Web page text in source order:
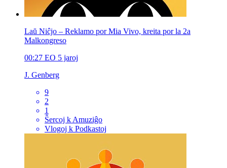
Laŭ Niĉjo – Reklamo por Mia Vivo, kreita por la 2a
Malkongreso
00:27 EO 5 jaroj
J. Genberg
9
2
1
Ŝercoj k Amuziĝo
Vlogoj k Podkastoj